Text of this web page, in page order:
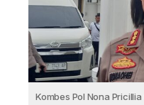
Kombes Pol Nona